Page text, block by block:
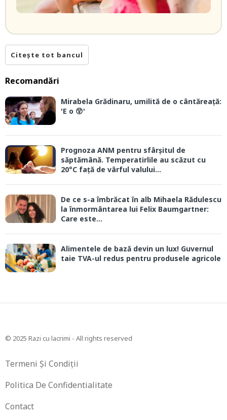
Citește tot bancul
Recomandări
Mirabela Grădinaru, umilită de o cântăreață:
'E o 😲'
Prognoza ANM pentru sfârșitul de
săptămână. Temperatirlile au scăzut cu
20°C față de vârful valului...
De ce s-a îmbrăcat în alb Mihaela Rădulescu
la înmormântarea lui Felix Baumgartner:
Care este...
Alimentele de bază devin un lux! Guvernul
taie TVA-ul redus pentru produsele agricole
© 2025 Razi cu lacrimi - All rights reserved
Termeni Și Condiții
Politica De Confidentialitate
Contact